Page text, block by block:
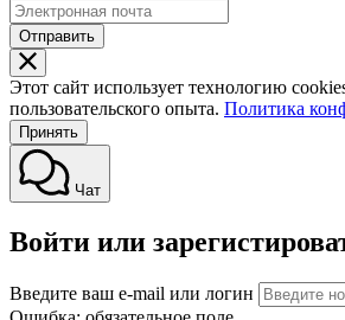
Отправить
Этот сайт использует технологию
пользовательского опыта. Политика
Принять
Чат
Войти или
Введите ваш e-mail или логин